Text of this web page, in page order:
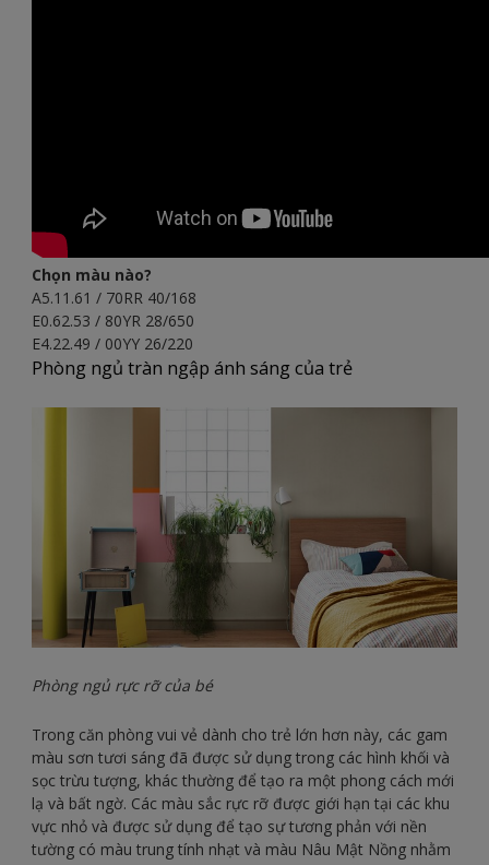
Chọn màu nào?
A5.11.61 / 70RR 40/168
E0.62.53 / 80YR 28/650
E4.22.49 / 00YY 26/220
Phòng ngủ tràn ngập ánh sáng của trẻ
Phòng ngủ rực rỡ của bé
Trong căn phòng vui vẻ dành cho trẻ lớn hơn này, các gam
màu sơn tươi sáng đã được sử dụng trong các hình khối và
sọc trừu tượng, khác thường để tạo ra một phong cách mới
lạ và bất ngờ. Các màu sắc rực rỡ được giới hạn tại các khu
vực nhỏ và được sử dụng để tạo sự tương phản với nền
tường có màu trung tính nhạt và màu Nâu Mật Nồng nhằm